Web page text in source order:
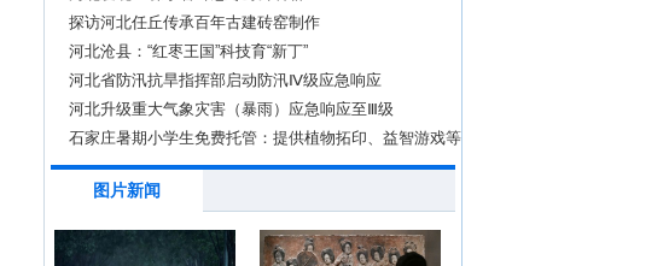
探访河北任丘传承百年古建砖窑制作
河北沧县：“红枣王国”科技育“新丁”
河北省防汛抗旱指挥部启动防汛Ⅳ级应急响应
河北升级重大气象灾害（暴雨）应急响应至Ⅲ级
石家庄暑期小学生免费托管：提供植物拓印、益智游戏等
多项服务
图片新闻